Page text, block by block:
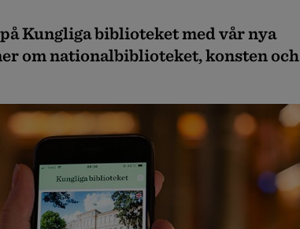
Kungliga biblioteket med vår nya
om nationalbiblioteket, konsten och